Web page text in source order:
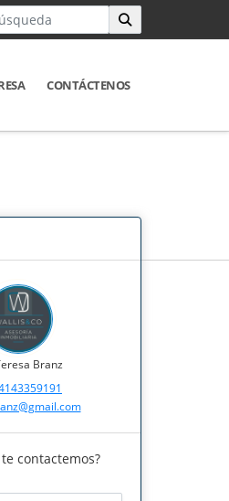
CONTÁCTENOS
Branz
contactemos?